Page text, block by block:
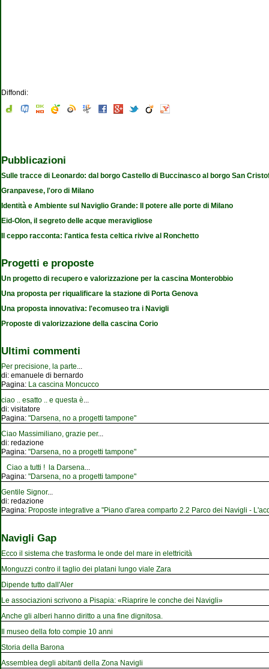
Diffondi:
Pubblicazioni
Sulle tracce di Leonardo: dal borgo Castello di Buccinasco al borgo San
Granpavese, l'oro di Milano
Identità e Ambiente sul Naviglio Grande: Il potere alle porte di Milano
Eid-Olon, il segreto delle acque meravigliose
Il ceppo racconta: l'antica festa celtica rivive al Ronchetto
Progetti e proposte
Un progetto di recupero e valorizzazione per la cascina Monterobbio
Una proposta per riqualificare la stazione di Porta Genova
Una proposta innovativa: l'ecomuseo tra i Navigli
Proposte di valorizzazione della cascina Corio
Ultimi commenti
Per precisione, la parte
di: emanuele di bernardo
Pagina: La cascina Moncucco
ciao .. esatto .. e questa è
di: visitatore
Pagina: "Darsena, no a progetti tampone"
Ciao Massimiliano, grazie per...
di: redazione
Pagina: "Darsena, no a progetti tampone"
Ciao a tutti ! la Darsena
Pagina: "Darsena, no a progetti tampone"
Gentile Signor...
di: redazione
Pagina: Proposte integrative a "Piano d'area comparto 2.2 Parco dei Navigli -
Navigli Gap
Ecco il sistema che trasforma le onde del mare in elettricità
Monguzzi contro il taglio dei platani lungo viale Zara
Dipende tutto dall'Aler
Le associazioni scrivono a Pisapia: «Riaprire le conche dei Navigli»
Anche gli alberi hanno diritto a una fine dignitosa.
Il museo della foto compie 10 anni
Storia della Barona
Assemblea degli abitanti della Zona Navigli